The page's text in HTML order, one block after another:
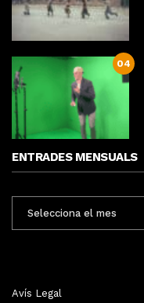
04
ENTRADES MENSUALS
MENSUALS
Avís Legal